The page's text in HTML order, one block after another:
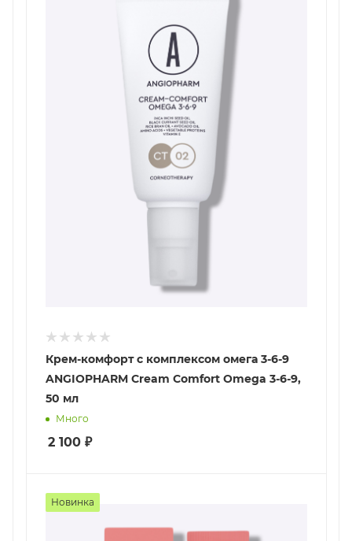
Крем-комфорт с комплексом омега 3-6-9
ANGIOPHARM Cream Comfort Omega 3-6-9,
50 мл
Много
2 100 ₽
Новинка